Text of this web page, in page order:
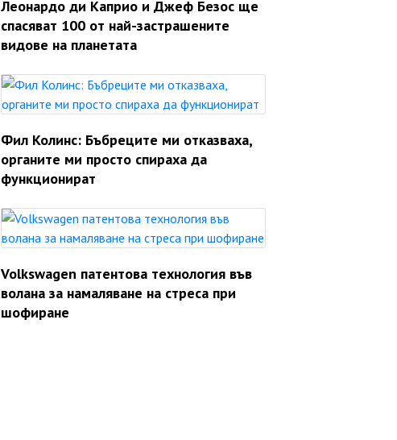
Леонардо ди Каприо и Джеф Безос ще
спасяват 100 от най-застрашените
видове на планетата
Фил Колинс: Бъбреците ми отказваха,
органите ми просто спираха да
функционират
Volkswagen патентова технология във
волана за намаляване на стреса при
шофиране